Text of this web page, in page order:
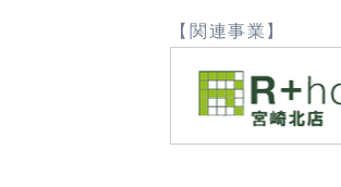
【関連事業】